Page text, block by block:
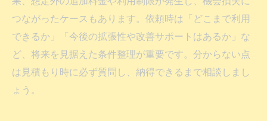
つながったケースもあります。依頼時は「どこまで利用
できるか」「今後の拡張性や改善サポートはあるか」な
ど、将来を見据えた条件整理が重要です。分からない点
は見積もり時に必ず質問し、納得できるまで相談しまし
ょう。